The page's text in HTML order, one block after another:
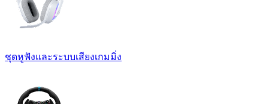
ชุดหูฟังและระบบเสียงเกมมิ่ง